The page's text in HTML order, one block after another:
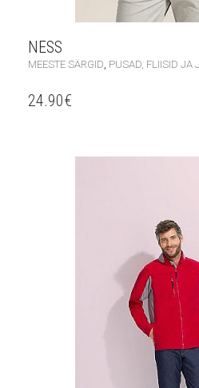
NESS
MEESTE SÄRGID PUSAD, FLIISID JA
24.90€